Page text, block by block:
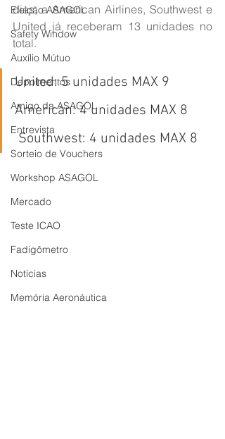
Eleição ASAGOL
Safety Window
Auxílio Mútuo
Depoimentos
Amigo da ASAGOL
Entrevista
Sorteio de Vouchers
Workshop ASAGOL
Mercado
Teste ICAO
Fadigômetro
Notícias
Memória Aeronáutica
dias, a American Airlines, Southwest e
United já receberam 13 unidades no
total.
United: 5 unidades MAX 9
American: 4 unidades MAX 8
Southwest: 4 unidades MAX 8